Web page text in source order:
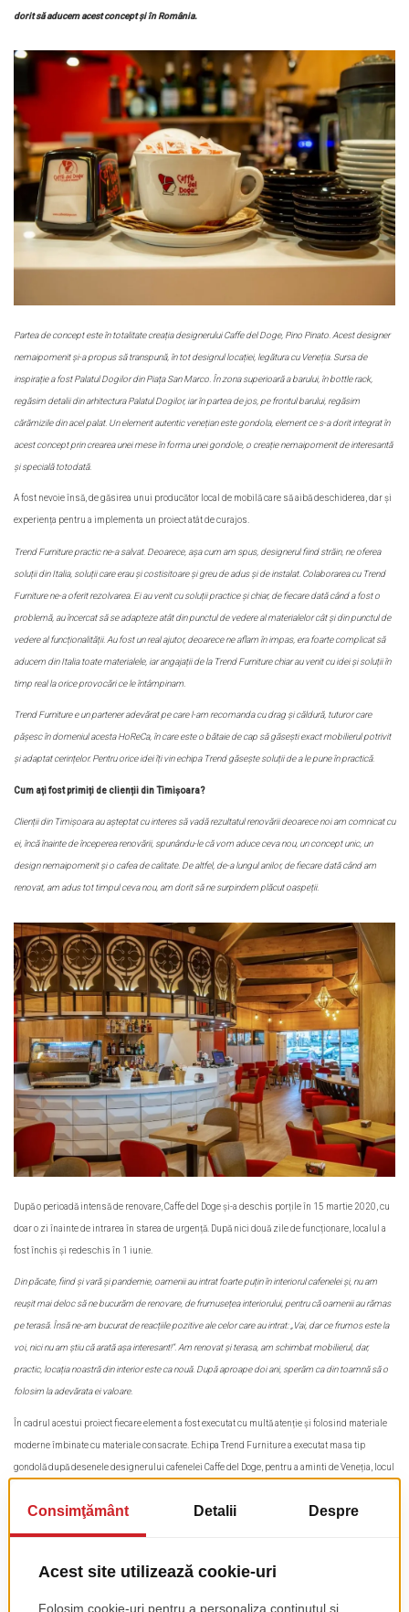
dorit să aducem acest concept și în România.
Partea de concept este în totalitate creația designerului Caffe del Doge, Pino Pinato. Acest designer
nemaipomenit și-a propus să transpună, în tot designul locației, legătura cu Veneția. Sursa de
inspirație a fost Palatul Dogilor din Piața San Marco. În zona superioară a barului, în bottle rack,
regăsim detalii din arhitectura Palatul Dogilor, iar în partea de jos, pe frontul barului, regăsim
cărămizile din acel palat. Un element autentic venețian este gondola, element ce s-a dorit integrat în
acest concept prin crearea unei mese în forma unei gondole, o creație nemaipomenit de interesantă
și specială totodată.
A fost nevoie însă, de găsirea unui producător local de mobilă care să aibă deschiderea, dar și
experiența pentru a implementa un proiect atât de curajos.
Trend Furniture practic ne-a salvat. Deoarece, așa cum am spus, designerul fiind străin, ne oferea
soluții din Italia, soluții care erau și costisitoare și greu de adus și de instalat. Colaborarea cu Trend
Furniture ne-a oferit rezolvarea. Ei au venit cu soluții practice și chiar, de fiecare dată când a fost o
problemă, au încercat să se adapteze atât din punctul de vedere al materialelor cât și din punctul de
vedere al funcționalității. Au fost un real ajutor, deoarece ne aflam în impas, era foarte complicat să
aducem din Italia toate materialele, iar angajații de la Trend Furniture chiar au venit cu idei și soluții în
timp real la orice provocări ce le întâmpinam.
Trend Furniture e un partener adevărat pe care l-am recomanda cu drag și căldură, tuturor care
pășesc în domeniul acesta HoReCa, în care este o bătaie de cap să găsești exact mobilierul potrivit
și adaptat cerințelor. Pentru orice idei îți vin echipa Trend găsește soluții de a le pune în practică.
Cum ați fost primiți de clienții din Timișoara?
Clienții din Timișoara au așteptat cu interes să vadă rezultatul renovării deoarece noi am comnicat cu
ei, încă înainte de începerea renovării, spunându-le că vom aduce ceva nou, un concept unic, un
design nemaipomenit și o cafea de calitate. De altfel, de-a lungul anilor, de fiecare dată când am
renovat, am adus tot timpul ceva nou, am dorit să ne surpindem plăcut oaspeții.
După o perioadă intensă de renovare, Caffe del Doge și-a deschis porțile în 15 martie 2020, cu
doar o zi înainte de intrarea în starea de urgență. După nici două zile de funcționare, localul a
fost închis și redeschis în 1 iunie.
Din păcate, fiind și vară și pandemie, oamenii au intrat foarte puțin în interiorul cafenelei și, nu am
reușit mai deloc să ne bucurăm de renovare, de frumusețea interiorului, pentru că oamenii au rămas
pe terasă. Însă ne-am bucurat de reacțiile pozitive ale celor care au intrat:„Vai, dar ce frumos este la
voi, nici nu am știu că arată așa interesant!”. Am renovat și terasa, am schimbat mobilierul, dar,
practic, locația noastră din interior este ca nouă. După aproape doi ani, sperăm ca din toamnă să o
folosim la adevărata ei valoare.
În cadrul acestui proiect fiecare element a fost executat cu multă atenție și folosind materiale
moderne îmbinate cu materiale consacrate. Echipa Trend Furniture a executat masa tip
gondolă după desenele designerului cafenelei Caffe del Doge, pentru a aminti de Veneția, locul
Barul, cu frontul fabricat din mdf vopsit și blatul din în culoarea albă, este foarte bine
lipsește și e ingenios folosit în realizarea mesei tip gondolă, la retrobar și la placarea pereților.